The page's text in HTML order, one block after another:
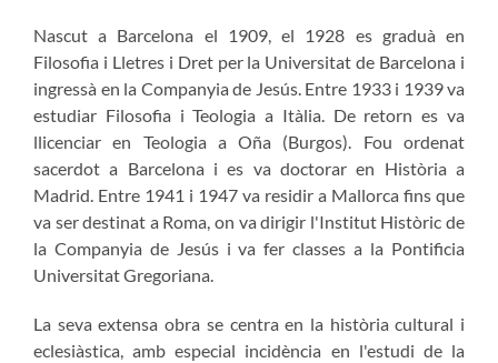
Nascut a Barcelona el 1909, el 1928 es graduà en
Filosofia i Lletres i Dret per la Universitat de Barcelona i
ingressà en la Companyia de Jesús. Entre 1933 i 1939 va
estudiar Filosofia i Teologia a Itàlia. De retorn es va
llicenciar en Teologia a Oña (Burgos). Fou ordenat
sacerdot a Barcelona i es va doctorar en Història a
Madrid. Entre 1941 i 1947 va residir a Mallorca fins que
va ser destinat a Roma, on va dirigir l'Institut Històric de
la Companyia de Jesús i va fer classes a la Pontificia
Universitat Gregoriana.
La seva extensa obra se centra en la història cultural i
eclesiàstica, amb especial incidència en l'estudi de la